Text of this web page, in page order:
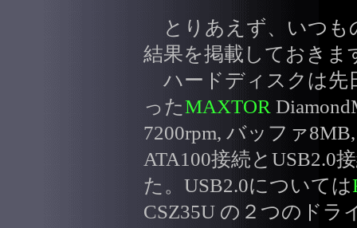
とりあえず、いつも
結果を掲載しておきま
ハードディスクは先
ったMAXTOR
7200rpm, バッファ
ATA100接続とUSB2.0
た。USB2.0については
CSZ35U の２つのドラ